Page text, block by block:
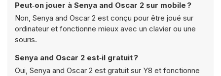
Peut‑on jouer à Senya and Oscar 2 sur mobile ?
Non, Senya and Oscar 2 est conçu pour être joué sur
ordinateur et fonctionne mieux avec un clavier ou une
souris.
Senya and Oscar 2 est‑il gratuit ?
Oui, Senya and Oscar 2 est gratuit sur Y8 et fonctionne